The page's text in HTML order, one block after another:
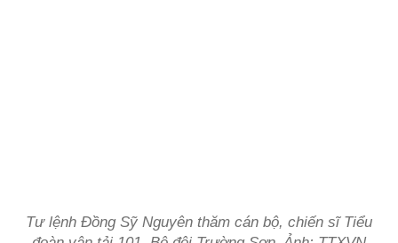
Trên cương vị mới, đồng chí cùng Ban Chỉ huy Tỉnh